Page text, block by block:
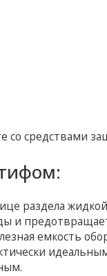
со средствами
раздела
и
емкость